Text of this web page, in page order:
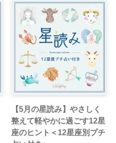
【5月の星読み】やさしく
整えて軽やかに過ごす12星
座のヒント＜12星座別プチ